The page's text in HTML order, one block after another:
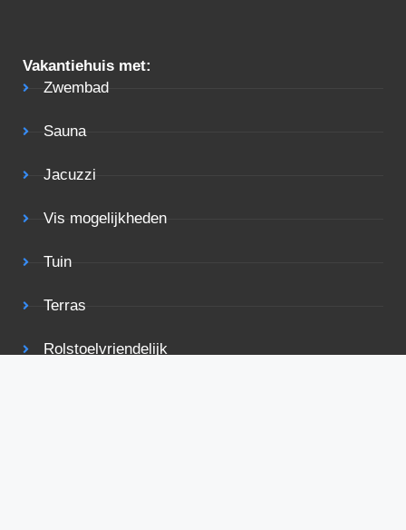
Vakantiehuis met:
Zwembad
Sauna
Jacuzzi
Vis mogelijkheden
Tuin
Terras
Rolstoelvriendelijk